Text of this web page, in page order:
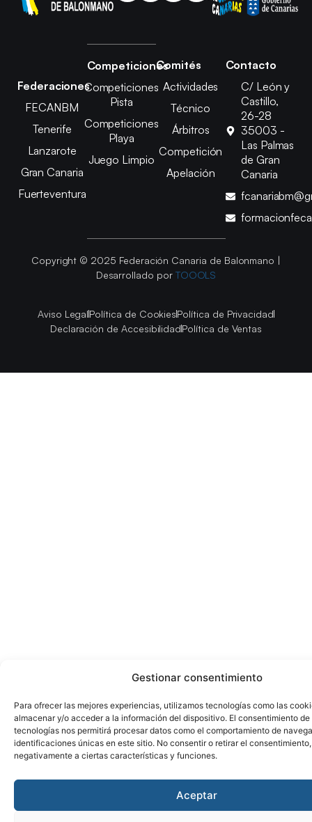
Gestionar consentimiento
Para ofrecer las mejores experiencias, utilizamos tecnologías como las
almacenar y/o acceder a la información del dispositivo. El consentimiento de
tecnologías nos permitirá procesar datos como el comportamiento de
identificaciones únicas en este sitio. No consentir o retirar el
negativamente a ciertas características y funciones.
Aceptar
Federaciones
FECANBM
Tenerife
Lanzarote
Gran Canaria
Fuerteventura
Competiciones
Competiciones
Pista
Competiciones
Playa
Juego Limpio
Comités
Actividades
Técnico
Árbitros
Competición
Apelación
Contacto
C/ León y
Castillo,
26-28
35003 -
Las Palmas
de Gran
Canaria
Copyright © 2025 Federación Canaria de Balonmano |
Desarrollado por TOOOLS
Aviso LegalPolítica de CookiesPolítica de Privacidad
Declaración de AccesibilidadPolítica de Ventas